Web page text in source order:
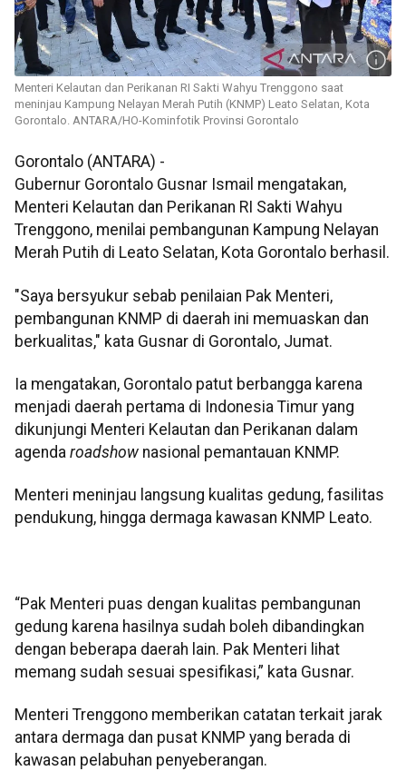
Menteri Kelautan dan Perikanan RI Sakti Wahyu Trenggono saat
meninjau Kampung Nelayan Merah Putih (KNMP) Leato Selatan, Kota
Gorontalo. ANTARA/HO-Kominfotik Provinsi Gorontalo
Gorontalo (ANTARA) -
Gubernur Gorontalo Gusnar Ismail mengatakan,
Menteri Kelautan dan Perikanan RI Sakti Wahyu
Trenggono, menilai pembangunan Kampung Nelayan
Merah Putih di Leato Selatan, Kota Gorontalo berhasil.
"Saya bersyukur sebab penilaian Pak Menteri,
pembangunan KNMP di daerah ini memuaskan dan
berkualitas," kata Gusnar di Gorontalo, Jumat.
Ia mengatakan, Gorontalo patut berbangga karena
menjadi daerah pertama di Indonesia Timur yang
dikunjungi Menteri Kelautan dan Perikanan dalam
agenda roadshow nasional pemantauan KNMP.
Menteri meninjau langsung kualitas gedung, fasilitas
pendukung, hingga dermaga kawasan KNMP Leato.
“Pak Menteri puas dengan kualitas pembangunan
gedung karena hasilnya sudah boleh dibandingkan
dengan beberapa daerah lain. Pak Menteri lihat
memang sudah sesuai spesifikasi,” kata Gusnar.
Menteri Trenggono memberikan catatan terkait jarak
antara dermaga dan pusat KNMP yang berada di
kawasan pelabuhan penyeberangan.